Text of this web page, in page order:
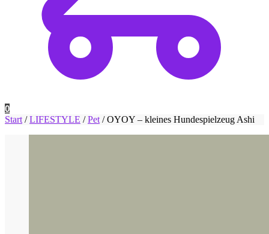
0
Start /LIFESTYLE /Pet /OYOY – kleines Hundespielzeug Ashi